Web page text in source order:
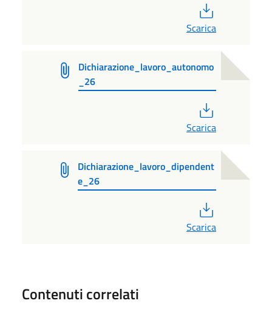
Scarica
Dichiarazione_lavoro_autonomo
_26
Scarica
Dichiarazione_lavoro_dipendent
e_26
Scarica
Contenuti correlati